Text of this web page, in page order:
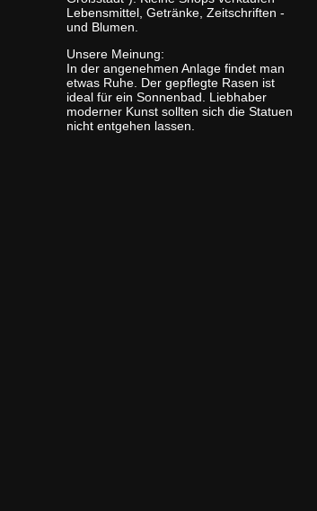
Lebensmittel, Getränke, Zeitschriften -
und Blumen.
Unsere Meinung:
In der angenehmen Anlage findet man
etwas Ruhe. Der gepflegte Rasen ist
ideal für ein Sonnenbad. Liebhaber
moderner Kunst sollten sich die Statuen
nicht entgehen lassen.